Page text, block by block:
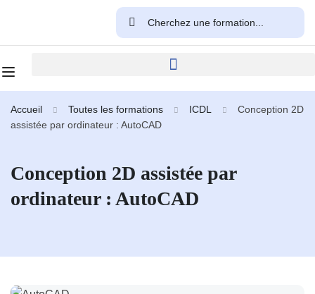
Accueil Toutes les formations ICDL
Conception 2D
assistée par ordinateur : AutoCAD
Conception 2D assistée par
ordinateur : AutoCAD